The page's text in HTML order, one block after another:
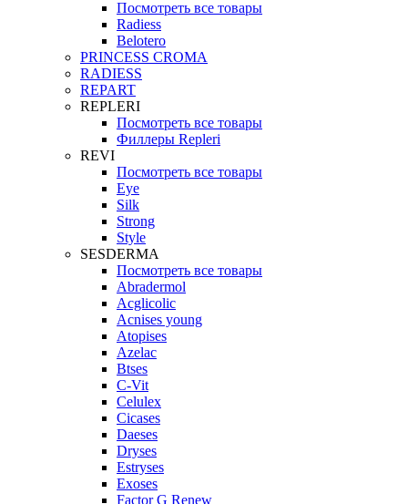
Посмотреть все товары
Radiess
Belotero
PRINCESS CROMA
RADIESS
REPART
REPLERI
Посмотреть все товары
Филлеры Repleri
REVI
Посмотреть все товары
Eye
Silk
Strong
Style
SESDERMA
Посмотреть все товары
Abradermol
Acglicolic
Acnises young
Atopises
Azelac
Btses
C-Vit
Celulex
Cicases
Daeses
Dryses
Estryses
Exoses
Factor G Renew